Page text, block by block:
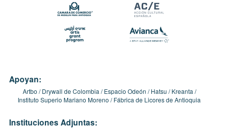
Apoyan:
Artbo Drywall de Colombia Espacio Odeón Hatsu
Kreanta
Instituto Superio Mariano Moreno
Fábrica de Licores de Antioquia
Instituciones Adjuntas: